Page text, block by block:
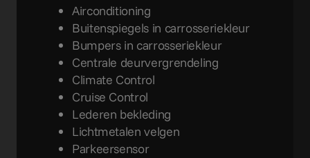
Airconditioning
Buitenspiegels in carrosseriekleur
Bumpers in carrosseriekleur
Centrale deurvergrendeling
Climate Control
Cruise Control
Lederen bekleding
Lichtmetalen velgen
Parkeersensor